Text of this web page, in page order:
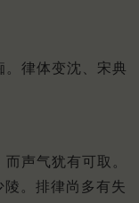
律体变沈、宋典
声气犹有可取。
陵。排律尚多有失